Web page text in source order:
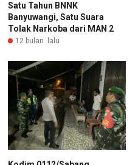
Satu Tahun BNNK
Banyuwangi, Satu Suara
Tolak Narkoba dari MAN 2
12 bulan lalu